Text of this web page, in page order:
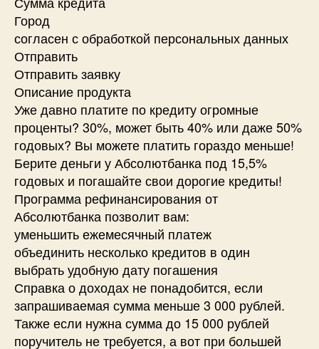
Город
согласен с обработкой персональных данных
Отправить
Отправить заявку
Описание продукта
Уже давно платите по кредиту огромные
проценты? 30%, может быть 40% или даже 50%
годовых? Вы можете платить гораздо меньше!
Берите деньги у Абсолютбанка под 15,5%
годовых и погашайте свои дорогие кредиты!
Программа рефинансирования от
Абсолютбанка позволит вам:
уменьшить ежемесячный платеж
объединить несколько кредитов в один
выбрать удобную дату погашения
Справка о доходах не понадобится, если
запрашиваемая сумма меньше 3 000 рублей.
Также если нужна сумма до 15 000 рублей
поручитель не требуется, а вот при большей